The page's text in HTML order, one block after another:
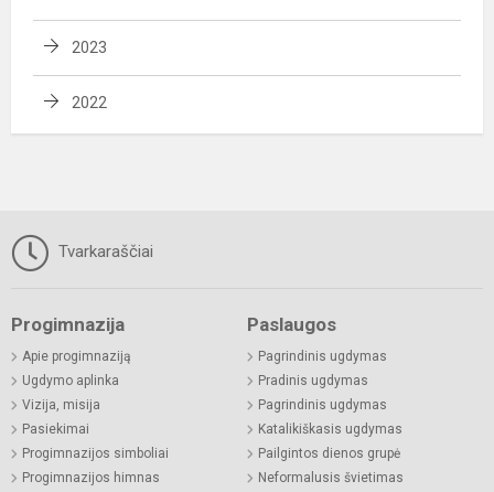
2023
2022
Tvarkaraščiai
Progimnazija
Apie progimnaziją
Ugdymo aplinka
Vizija, misija
Pasiekimai
Progimnazijos simboliai
Progimnazijos himnas
Paslaugos
Pagrindinis ugdymas
Pradinis ugdymas
Pagrindinis ugdymas
Katalikiškasis ugdymas
Pailgintos dienos grupė
Neformalusis švietimas